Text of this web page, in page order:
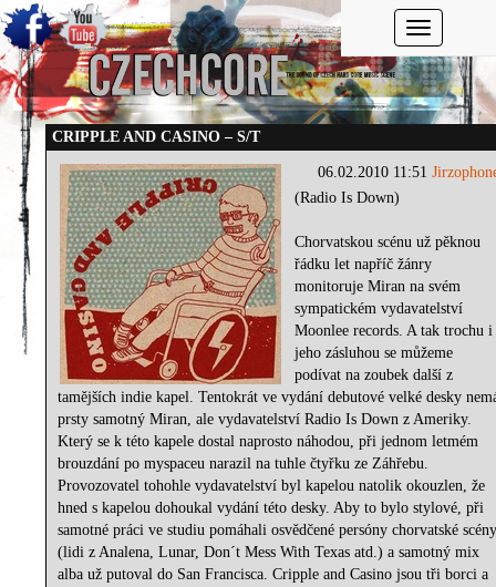
Toggle
CRIPPLE AND CASINO – S/T
06.02.2010 11:51
(Radio Is Down)
Chorvatskou scénu už pěknou
řádku let napříč žánry
monitoruje Miran na svém
sympatickém vydavatelství
Moonlee records. A tak trochu i
jeho zásluhou se můžeme
podívat na zoubek další z
tamějších indie kapel. Tentokrát ve vydání debutové velké desky
prsty samotný Miran, ale vydavatelství Radio Is Down z Ameriky.
Který se k této kapele dostal naprosto náhodou, při jednom letmém
brouzdání po myspaceu narazil na tuhle čtyřku ze Záhřebu.
Provozovatel tohohle vydavatelství byl kapelou natolik okouzlen, že
hned s kapelou dohoukal vydání této desky. Aby to bylo stylové, při
samotné práci ve studiu pomáhali osvědčené persóny chorvatské
(lidi z Analena, Lunar, Don´t Mess With Texas atd.) a samotný mix
alba už putoval do San Francisca. Cripple and Casino jsou tři borci a